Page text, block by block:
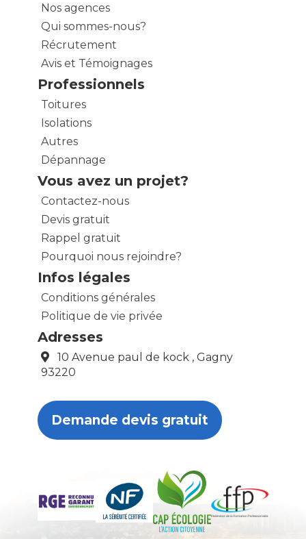
Nos agences
Qui sommes-nous?
Récrutement
Avis et Témoignages
Professionnels
Toitures
Isolations
Autres
Dépannage
Vous avez un projet?
Contactez-nous
Devis gratuit
Rappel gratuit
Pourquoi nous rejoindre?
Infos légales
Conditions générales
Politique de vie privée
Adresses
10 Avenue paul de kock , Gagny
93220
Demande devis gratuit